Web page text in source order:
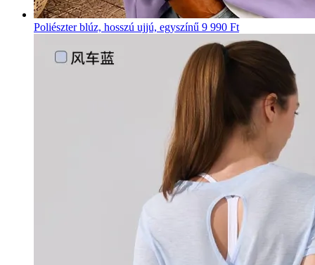
Poliészter blúz, hosszú ujjú, egyszínű 9 990 Ft